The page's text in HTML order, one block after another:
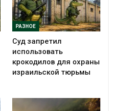
РАЗНОЕ
Суд запретил
использовать
крокодилов для охраны
израильской тюрьмы